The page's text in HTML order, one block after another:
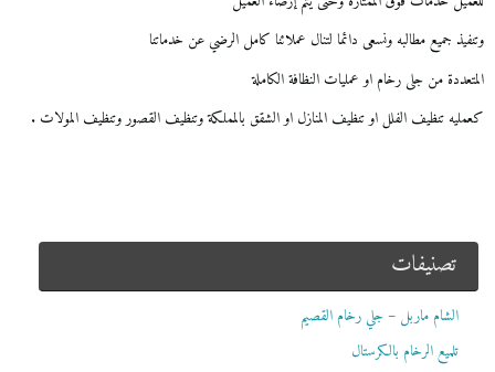
وتنفيذ جميع مطالبه ونسعى دائما لتنال عملائنا كامل الرضي عن خدماتنا
المتعددة من جلى رخام او عمليات النظافة الكاملة
كعمليه تنظيف الفلل او تنظيف المنازل او الشقق بالمملكة وتنظيف القصور وتنظيف المولات .
تصنيفات
الشام ماربل – جلي رخام القصيم
تلميع الرخام بالكرستال